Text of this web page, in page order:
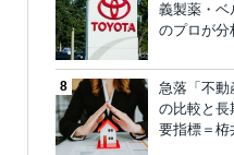
義製薬・ベ
のプロが分
急落「不動
の比較と長
要指標＝栫